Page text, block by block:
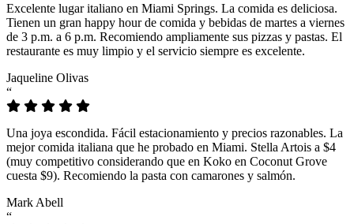
Excelente lugar italiano en Miami Springs. La comida es deliciosa.
Tienen un gran happy hour de comida y bebidas de martes a viernes
de 3 p.m. a 6 p.m. Recomiendo ampliamente sus pizzas y pastas. El
restaurante es muy limpio y el servicio siempre es excelente.
Jaqueline Olivas
“
Una joya escondida. Fácil estacionamiento y precios razonables. La
mejor comida italiana que he probado en Miami. Stella Artois a $4
(muy competitivo considerando que en Koko en Coconut Grove
cuesta $9). Recomiendo la pasta con camarones y salmón.
Mark Abell
“